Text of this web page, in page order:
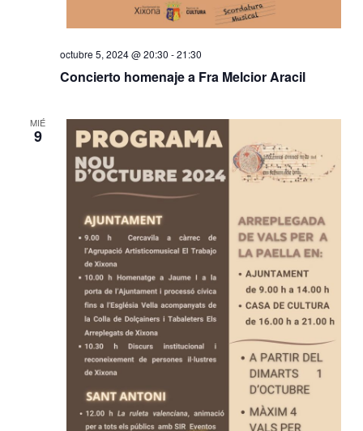
Concierto homenaje a Fra Melcior Aracil
octubre 5, 2024 @ 20:30 -21:30
MIÉ
9